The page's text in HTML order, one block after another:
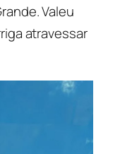
Valeu
atravessar